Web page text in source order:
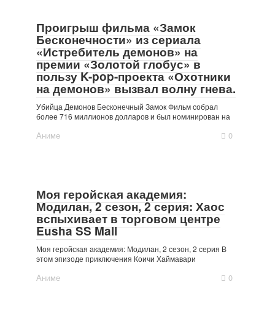
Проигрыш фильма «Замок
Бесконечности» из сериала
«Истребитель демонов» на
премии «Золотой глобус» в
пользу K-pop-проекта «Охотники
на демонов» вызвал волну гнева.
Убийца Демонов Бесконечный Замок Фильм собрал
более 716 миллионов долларов и был номинирован на
Аниме 0
Моя геройская академия:
Модилан, 2 сезон, 2 серия: Хаос
вспыхивает в торговом центре
Eusha SS Mall
Моя геройская академия: Модилан, 2 сезон, 2 серия В
этом эпизоде ​​приключения Коичи Хаймавари
Аниме 0